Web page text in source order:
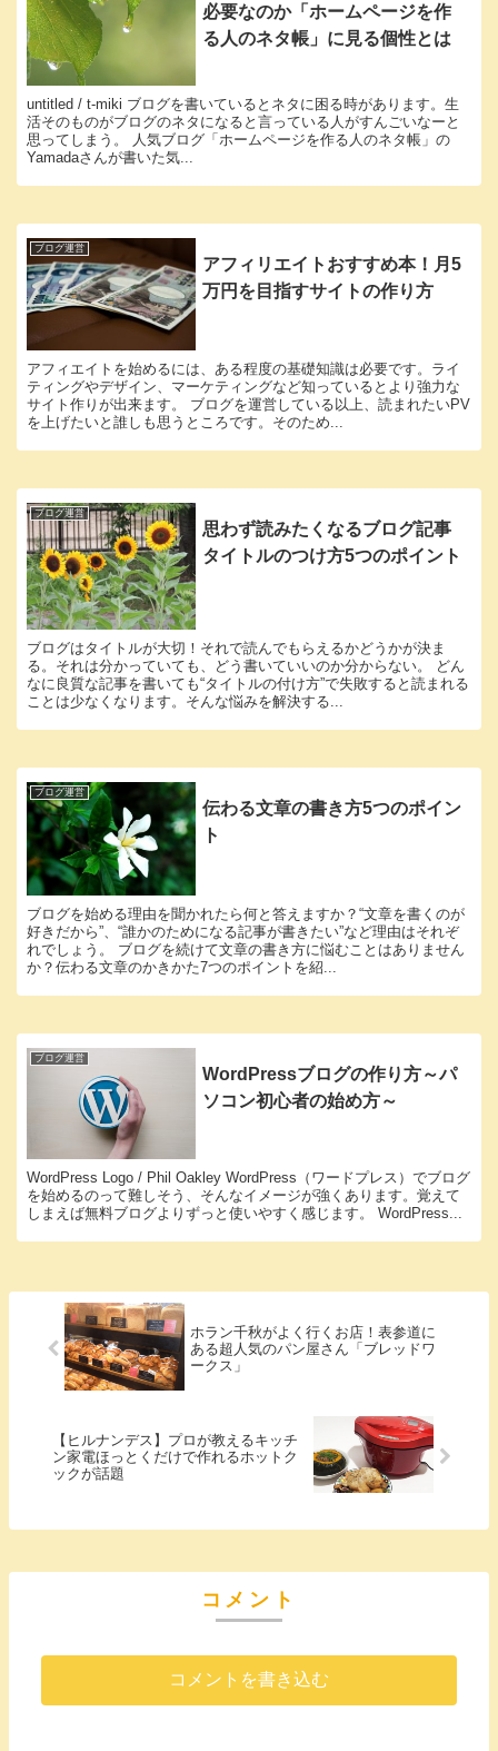
必要なのか「ホームページを作
る人のネタ帳」に見る個性とは
untitled / t-miki ブログを書いているとネタに困る時があります。生
活そのものがブログのネタになると言っている人がすんごいなーと
思ってしまう。 人気ブログ「ホームページを作る人のネタ帳」の
Yamadaさんが書いた気...
ブログ運営
アフィリエイトおすすめ本！月5
万円を目指すサイトの作り方
アフィエイトを始めるには、ある程度の基礎知識は必要です。ライ
ティングやデザイン、マーケティングなど知っているとより強力な
サイト作りが出来ます。 ブログを運営している以上、読まれたいPV
を上げたいと誰しも思うところです。そのため...
ブログ運営
思わず読みたくなるブログ記事
タイトルのつけ方5つのポイント
ブログはタイトルが大切！それで読んでもらえるかどうかが決ま
る。それは分かっていても、どう書いていいのか分からない。 どん
なに良質な記事を書いても“タイトルの付け方”で失敗すると読まれる
ことは少なくなります。そんな悩みを解決する...
ブログ運営
伝わる文章の書き方5つのポイン
ト
ブログを始める理由を聞かれたら何と答えますか？“文章を書くのが
好きだから”、“誰かのためになる記事が書きたい”など理由はそれぞ
れでしょう。 ブログを続けて文章の書き方に悩むことはありません
か？伝わる文章のかきかた7つのポイントを紹...
ブログ運営
WordPressブログの作り方～パ
ソコン初心者の始め方～
WordPress Logo / Phil Oakley WordPress（ワードプレス）でブログ
を始めるのって難しそう、そんなイメージが強くあります。覚えて
しまえば無料ブログよりずっと使いやすく感じます。 WordPress...
ホラン千秋がよく行くお店！表参道に
ある超人気のパン屋さん「ブレッドワ
ークス」
【ヒルナンデス】プロが教えるキッチ
ン家電ほっとくだけで作れるホットク
ックが話題
コメント
コメントを書き込む